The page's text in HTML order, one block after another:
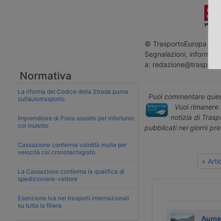
Normativa
La riforma del Codice della Strada punta
sull’autotrasporto
Imprenditore di Prato assolto per infortunio
col muletto
Cassazione conferma validità multe per
velocità col cronotachigrafo
La Cassazione conferma la qualifica di
spedizioniere-vettore
Esenzione Iva nei trasporti internazionali
su tutta la filiera
© TrasportoEuropa -
Segnalazioni,
a:
Puoi commentare
Vuoi
notizia di
pubblicati nei giorni
«